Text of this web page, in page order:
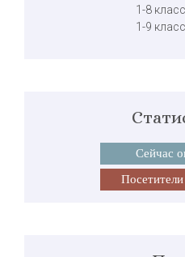
1-8
1-9
Сейчас
Посетители